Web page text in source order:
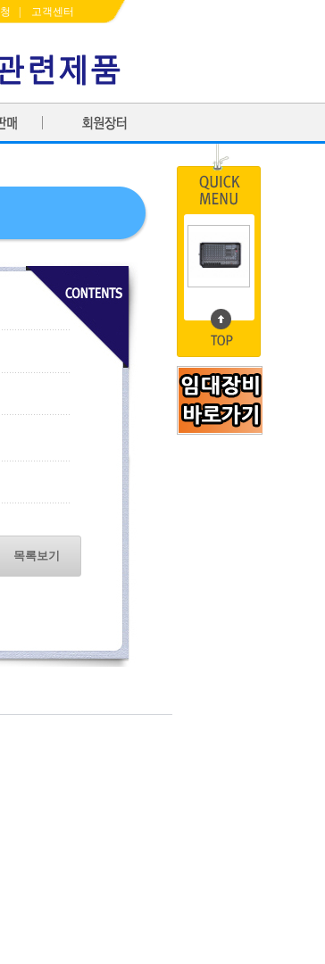
고객센터
목록보기